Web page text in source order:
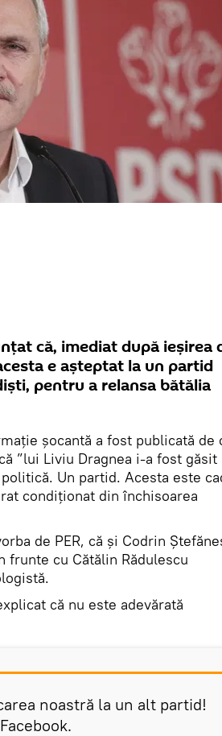
că, imediat după ieșirea
e așteptat la un partid
pentru a relansa bătălia
șocantă a fost publicată de
”lui Liviu Dragnea i-a fost găsit
Un partid. Acesta este
condiționat din închisoarea
de PER, că și Codrin
cu Cătălin Rădulescu
că nu este adevărată
noastră la un alt partid!